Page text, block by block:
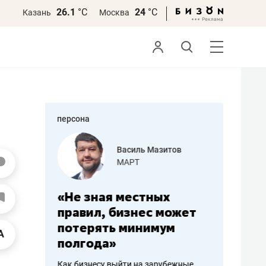
Казань 26.1 °С Москва 24 °С
персона
работа
Василь Мазитов
МАРТ
«Не зная местных
правил, бизнес может
потерять минимум
полгода»